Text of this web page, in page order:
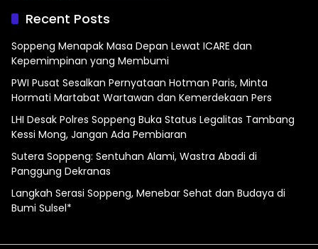
Recent Posts
Soppeng Menapak Masa Depan Lewat ICARE dan
Kepemimpinan yang Membumi
PWI Pusat Sesalkan Pernyataan Hotman Paris, Minta
Hormati Martabat Wartawan dan Kemerdekaan Pers
LHI Desak Polres Soppeng Buka Status Legalitas Tambang
Kessi Mong, Jangan Ada Pembiaran
Sutera Soppeng: Sentuhan Alami, Wastra Abadi di
Panggung Dekranas
Langkah Serasi Soppeng, Menebar Sehat dan Budaya di
Bumi Sulsel*